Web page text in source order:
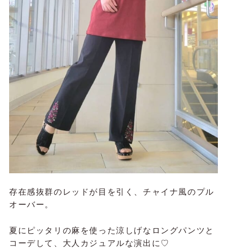
存在感抜群のレッドが目を引く、チャイナ風のプル
オーバー。
夏にピッタリの麻を使った涼しげなロングパンツと
コーデして、大人カジュアルな演出に♡